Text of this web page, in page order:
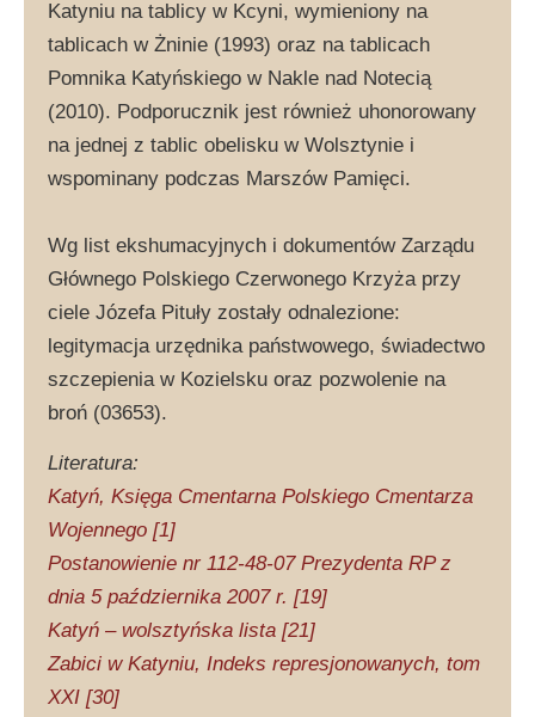
Katyniu na tablicy w Kcyni, wymieniony na
tablicach w Żninie (1993) oraz na tablicach
Pomnika Katyńskiego w Nakle nad Notecią
(2010). Podporucznik jest również uhonorowany
na jednej z tablic obelisku w Wolsztynie i
wspominany podczas Marszów Pamięci.
Wg list ekshumacyjnych i dokumentów Zarządu
Głównego Polskiego Czerwonego Krzyża przy
ciele Józefa Pituły zostały odnalezione:
legitymacja urzędnika państwowego, świadectwo
szczepienia w Kozielsku oraz pozwolenie na
broń (03653).
Literatura:
Katyń, Księga Cmentarna Polskiego Cmentarza
Wojennego [1]
Postanowienie nr 112-48-07 Prezydenta RP z
dnia 5 października 2007 r. [19]
Katyń – wolsztyńska lista [21]
Zabici w Katyniu, Indeks represjonowanych, tom
XXI [30]